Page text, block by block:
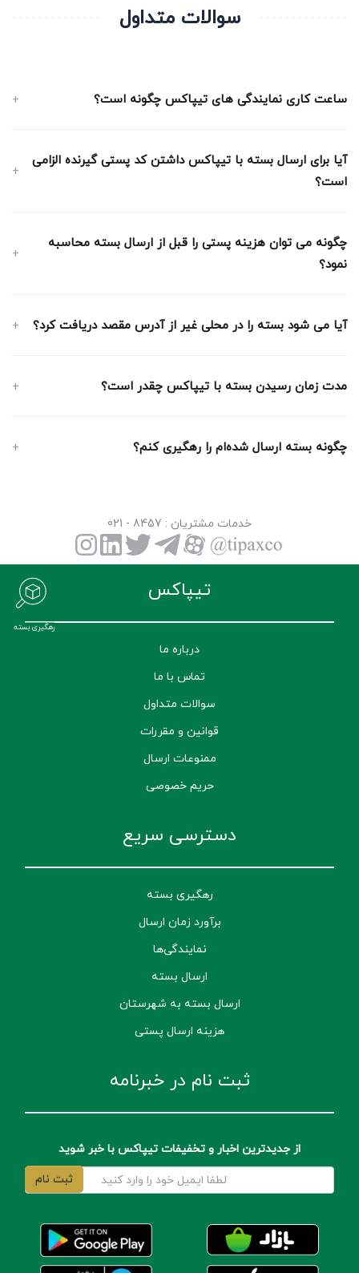
سوالات متداول
ساعت کاری نمایندگی های تیپاکس چگونه است؟
آیا برای ارسال بسته با تیپاکس داشتن کد پستی گیرنده الزامی
است؟
چگونه می توان هزینه پستی را قبل از ارسال بسته محاسبه
نمود؟
آیا می شود بسته را در محلی غیر از آدرس مقصد دریافت کرد؟
مدت زمان رسیدن بسته با تیپاکس چقدر است؟
چگونه بسته ارسال شده‌ام را رهگیری کنم؟
خدمات مشتریان : 8457 - 021
تیپاکس
درباره ما
تماس با ما
سوالات متداول
قوانین و مقررات
ممنوعات ارسال
حریم خصوصی
دسترسی سریع
رهگیری بسته
برآورد زمان ارسال
نمایندگی‌ها
ارسال بسته
ارسال بسته به شهرستان
هزینه ارسال پستی
ثبت نام در خبرنامه
از جدیدترین اخبار و تخفیفات تیپاکس با خبر شوید
رهگیری بسته